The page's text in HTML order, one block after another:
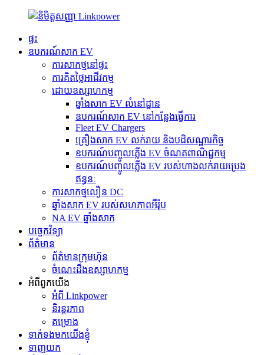
ផ្ទះ
ឧបករណ៍សាក EV
ការសាកថ្មនៅផ្ទះ
ការគិតថ្លៃអាជីវកម្ម
ដោយឧស្សាហកម្ម
ឆ្នាំងសាក EV លំនៅដ្ឋាន
ឧបករណ៍សាក EV នៅកន្លែងធ្វើការ
Fleet EV Chargers
គ្រឿងសាក EV លក់រាយ និងបដិសណ្ឋារកិច្ច
ឧបករណ៍បញ្ចូលភ្លើង EV ចំណតពាណិជ្ជកម្ម
ឧបករណ៍បញ្ចូលភ្លើង EV របស់ហាងលក់រាយប្រេង
ឥន្ធនៈ
ការសាកថ្មលឿន DC
ឆ្នាំងសាក EV របស់សហភាពអឺរ៉ុប
NA EV ឆ្នាំងសាក
បច្ចេកវិទ្យា
ព័ត៌មាន
ព័ត៌មានក្រុមហ៊ុន
ចំណេះដឹងឧស្សាហកម្ម
អំពីពួកយើង
អំពី Linkpower
និរន្តរភាព
គម្រោង
ទាក់ទងមកយើងខ្ញុំ
ទាញយក